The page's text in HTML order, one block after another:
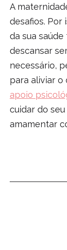
A
desafios. Por
da sua
descansar
necessário,
para aliviar o
apoio
cuidar do
amamentar